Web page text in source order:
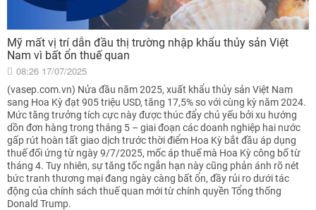
Mỹ mất vị trí dẫn đầu thị trường nhập khẩu thủy sản Việt
Nam vì bất ổn thuế quan
08:26 17/07/2025
(vasep.com.vn) Nửa đầu năm 2025, xuất khẩu thủy sản Việt Nam
sang Hoa Kỳ đạt 905 triệu USD, tăng 17,5% so với cùng kỳ năm 2024.
Mức tăng trưởng tích cực này được thúc đẩy chủ yếu bởi xu hướng
dồn đơn hàng trong tháng 5 – giai đoạn các doanh nghiệp hai nước
gấp rút hoàn tất giao dịch trước thời điểm Hoa Kỳ bắt đầu áp dụng
thuế đối ứng từ ngày 9/7/2025, mốc áp thuế mà Hoa Kỳ công bố từ
tháng 4. Tuy nhiên, sự tăng tốc ngắn hạn này cũng phản ánh rõ nét
bức tranh thương mại đang ngày càng bất ổn, đầy rủi ro dưới tác
động của chính sách thuế quan mới từ chính quyền Tổng thống
Donald Trump.